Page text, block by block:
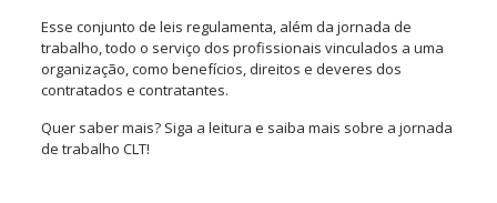
Esse conjunto de leis regulamenta, além da jornada de
trabalho, todo o serviço dos profissionais vinculados a uma
organização, como benefícios, direitos e deveres dos
contratados e contratantes.
Quer saber mais? Siga a leitura e saiba mais sobre a jornada
de trabalho CLT!